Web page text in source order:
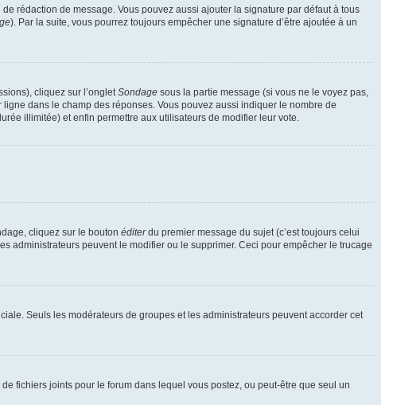
rédaction de message. Vous pouvez aussi ajouter la signature par défaut à tous
). Par la suite, vous pourrez toujours empêcher une signature d’être ajoutée à un
cliquez sur l’onglet Sondage sous la partie message (si vous ne le voyez pas,
dans le champ des réponses. Vous pouvez aussi indiquer le nombre de
illimitée) et enfin permettre aux utilisateurs de modifier leur vote.
cliquez sur le bouton éditerdu premier message du sujet (c’est toujours celui
administrateurs peuvent le modifier ou le supprimer. Ceci pour empêcher le trucage
Seuls les modérateurs de groupes et les administrateurs peuvent accorder cet
fichiers joints pour le forum dans lequel vous postez, ou peut-être que seul un